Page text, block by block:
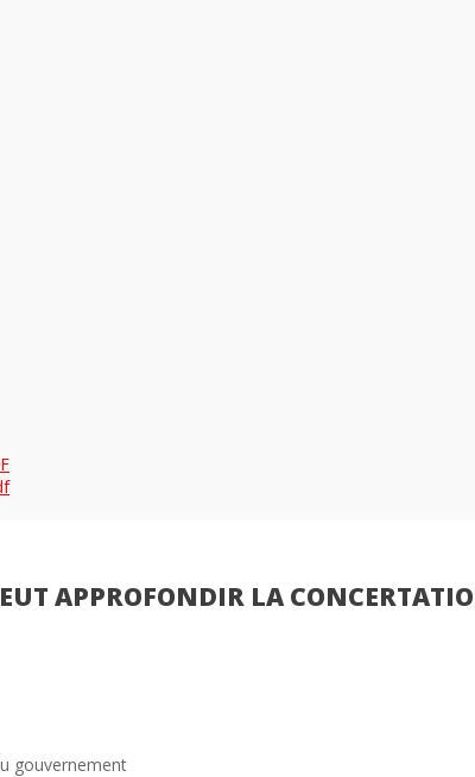
APPROFONDIR LA
gouvernement